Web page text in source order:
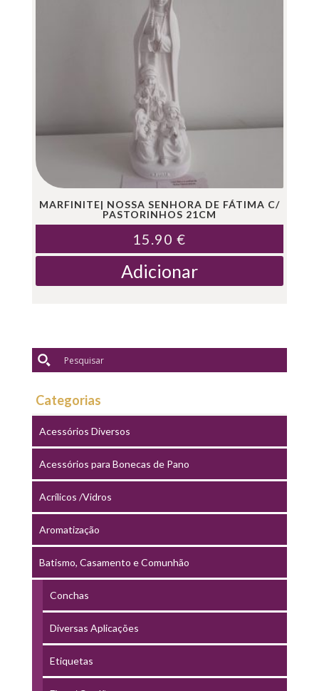
MARFINITE| NOSSA SENHORA DE FÁTIMA C/
PASTORINHOS 21CM
15.90€
Adicionar
Categorias
Acessórios Diversos
Acessórios para Bonecas de Pano
Acrílicos /Vidros
Aromatização
Batismo, Casamento e Comunhão
Conchas
Diversas Aplicações
Etiquetas